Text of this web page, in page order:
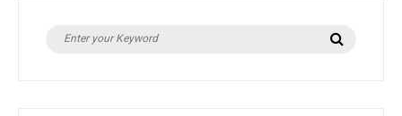
Search